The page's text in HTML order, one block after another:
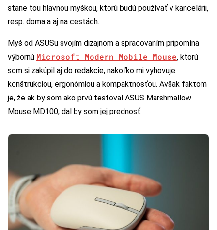
stane tou hlavnou myškou, ktorú budú používať v kancelárii,
resp. doma a aj na cestách.
Myš od ASUSu svojím dizajnom a spracovaním pripomína
výbornú Microsoft Modern Mobile Mouse, ktorú
som si zakúpil aj do redakcie, nakoľko mi vyhovuje
konštrukciou, ergonómiou a kompaktnosťou. Avšak faktom
je, že ak by som ako prvú testoval ASUS Marshmallow
Mouse MD100, dal by som jej prednosť.